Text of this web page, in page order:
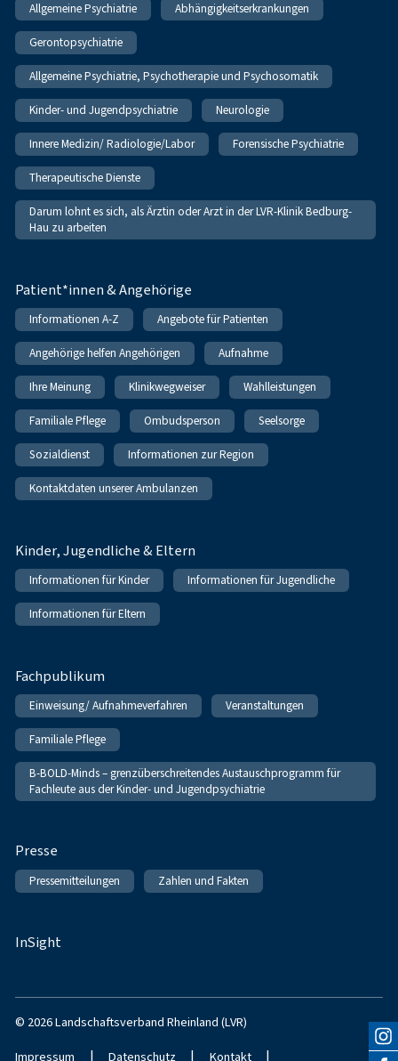
Allgemeine Psychiatrie Abhängigkeitserkrankungen
Gerontopsychiatrie
Allgemeine Psychiatrie, Psychotherapie und Psychosomatik
Kinder- und Jugendpsychiatrie Neurologie
Innere Medizin/ Radiologie/Labor Forensische Psychiatrie
Therapeutische Dienste
Darum lohnt es sich, als Ärztin oder Arzt in der LVR-Klinik Bedburg-
Hau zu arbeiten
Patient*innen & Angehörige
Informationen A-Z Angebote für Patienten
Angehörige helfen Angehörigen Aufnahme
Ihre Meinung Klinikwegweiser Wahlleistungen
Familiale Pflege Ombudsperson Seelsorge
Sozialdienst Informationen zur Region
Kontaktdaten unserer Ambulanzen
Kinder, Jugendliche & Eltern
Informationen für Kinder Informationen für Jugendliche
Informationen für Eltern
Fachpublikum
Einweisung/ Aufnahmeverfahren Veranstaltungen
Familiale Pflege
B-BOLD-Minds – grenzüberschreitendes Austauschprogramm für
Fachleute aus der Kinder- und Jugendpsychiatrie
Presse
Pressemitteilungen Zahlen und Fakten
InSight
© 2026 Landschaftsverband Rheinland (LVR)
Impressum | Datenschutz | Kontakt |